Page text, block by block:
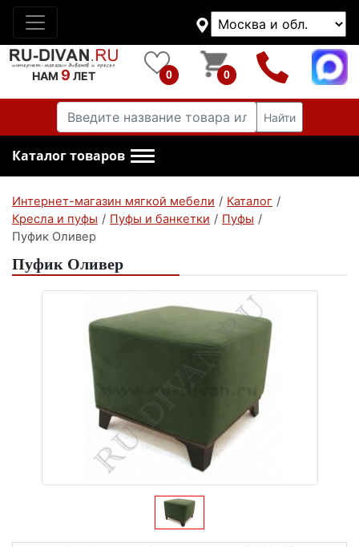
НАМ 9 ЛЕТ 0 0
Найти
Каталог товаров
Интернет-магазин мягкой мебели / Каталог /
Кресла и пуфы / Пуфы и банкетки / Пуфы /
Пуфик Оливер
Пуфик Оливер